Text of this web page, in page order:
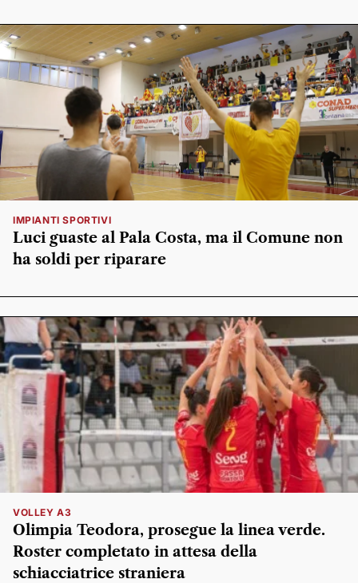
IMPIANTI SPORTIVI
Luci guaste al Pala Costa, ma il Comune non
ha soldi per riparare
VOLLEY A3
Olimpia Teodora, prosegue la linea verde.
Roster completato in attesa della
schiacciatrice straniera